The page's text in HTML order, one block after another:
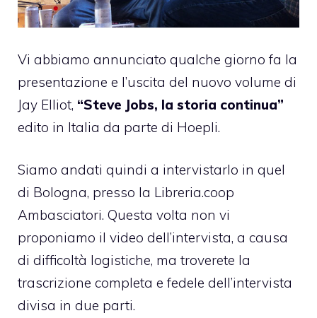
Vi abbiamo annunciato qualche giorno fa la
presentazione e l’uscita del nuovo volume di
Jay Elliot, “Steve Jobs, la storia continua”
edito in Italia da parte di Hoepli.
Siamo andati quindi a intervistarlo in quel
di Bologna, presso la Libreria.coop
Ambasciatori. Questa volta non vi
proponiamo il video dell’intervista, a causa
di difficoltà logistiche, ma troverete la
trascrizione completa e fedele dell’intervista
divisa in due parti.